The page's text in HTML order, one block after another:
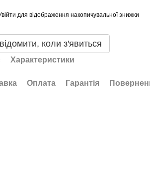
для відображення накопичувальної знижки
коли з'явиться
Характеристики
Оплата Гарантія